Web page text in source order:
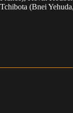
Tchibota (Bnei